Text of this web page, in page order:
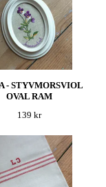
- STYVMORSVIOL
OVAL RAM
139 kr